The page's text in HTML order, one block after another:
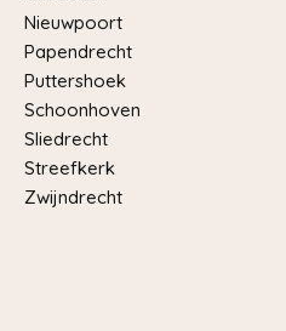
Nieuwpoort
Papendrecht
Puttershoek
Schoonhoven
Sliedrecht
Streefkerk
Zwijndrecht